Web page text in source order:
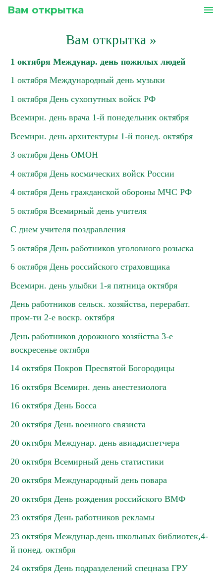
Вам открытка menu
Вам открытка»
1 октября Междунар. день пожилых людей
1 октября Международный день музыки
1 октября День сухопутных войск РФ
Всемирн. день врача 1-й понедельник октября
Всемирн. день архитектуры 1-й понед. октября
3 октября День ОМОН
4 октября День космических войск России
4 октября День гражданской обороны МЧС РФ
5 октября Всемирный день учителя
С днем учителя поздравления
5 октября День работников уголовного розыска
6 октября День российского страховщика
Всемирн. день улыбки 1-я пятница октября
День работников сельск. хозяйства, перерабат.
пром-ти 2-е воскр. октября
День работников дорожного хозяйства 3-е
воскресенье октября
14 октября Покров Пресвятой Богородицы
16 октября Всемирн. день анестезиолога
16 октября День Босса
20 октября День военного связиста
20 октября Междунар. день авиадиспетчера
20 октября Всемирный день статистики
20 октября Международный день повара
20 октября День рождения российского ВМФ
23 октября День работников рекламы
23 октября Междунар.день школьных библиотек,4-
й понед. октября
24 октября День подразделений спецназа ГРУ